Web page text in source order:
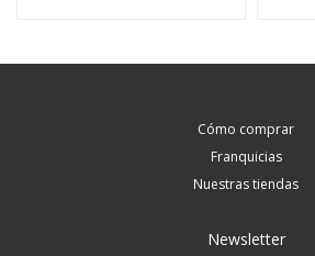
Cómo comprar
Franquicias
Nuestras tiendas
Newsletter